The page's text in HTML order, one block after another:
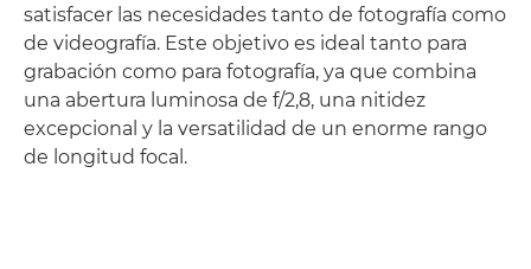
satisfacer las necesidades tanto de fotografía como
de videografía. Este objetivo es ideal tanto para
grabación como para fotografía, ya que combina
una abertura luminosa de f/2,8, una nitidez
excepcional y la versatilidad de un enorme rango
de longitud focal.